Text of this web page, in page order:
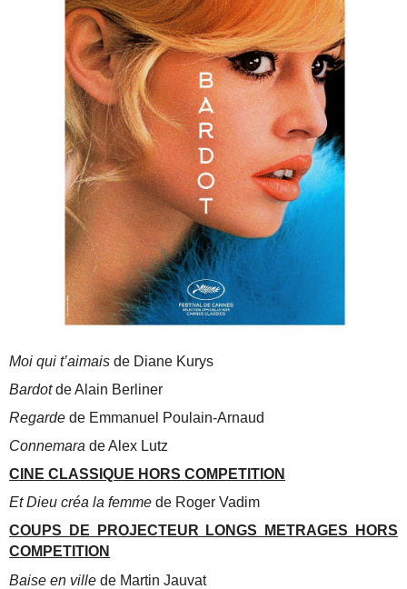
Moi qui t’aimais de Diane Kurys
Bardotde Alain Berliner
Regarde de Emmanuel Poulain-Arnaud
Connemara de Alex Lutz
CINE CLASSIQUE HORS COMPETITION
Et Dieu créa la femmede Roger Vadim
COUPS DE PROJECTEUR LONGS METRAGES HORS
COMPETITION
Baise en ville de Martin Jauvat